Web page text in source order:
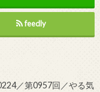
feedly
／第0957回／やる気